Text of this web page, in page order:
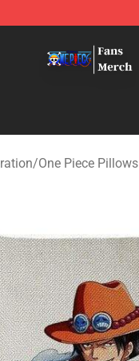
/One Piece Pillows